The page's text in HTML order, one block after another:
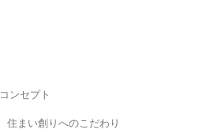
コンセプト
住まい創りへのこだわり